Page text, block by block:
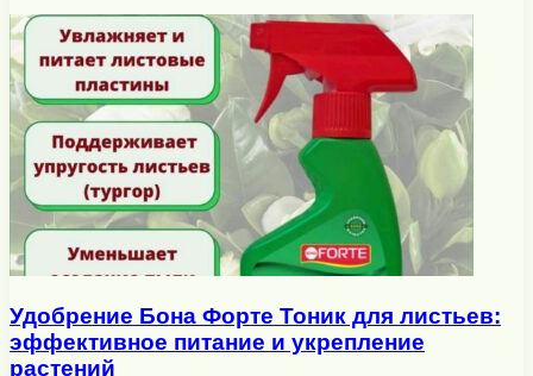
Удобрение Бона Форте Тоник для листьев:
эффективное питание и укрепление
растений